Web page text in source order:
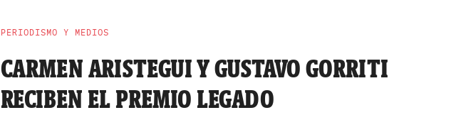
PERIODISMO Y MEDIOS
CARMEN ARISTEGUI Y GUSTAVO GORRITI
RECIBEN EL PREMIO LEGADO